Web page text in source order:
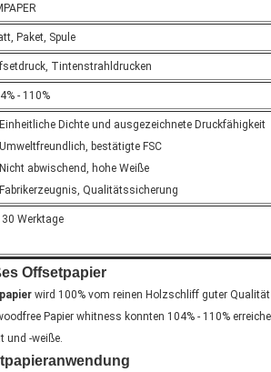
Paket, Spule
Tintenstrahldrucken
- 110%
Dichte und ausgezeichnete Druckfähigkeit
bestätigte FSC
abwischend, hohe Weiße
Qualitätssicherung
30 Werktage
Offsetpapier
wird 100% vom reinen Holzschliff guter
Papier whitness konnten 104% - 110%
und -weiße.
anwendung